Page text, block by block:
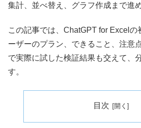
集計、並べ替え、グラフ作成まで進
この記事では、ChatGPT for Excelの
ーザーのプラン、できること、注意
で実際に試した検証結果も交えて、
す。
目次